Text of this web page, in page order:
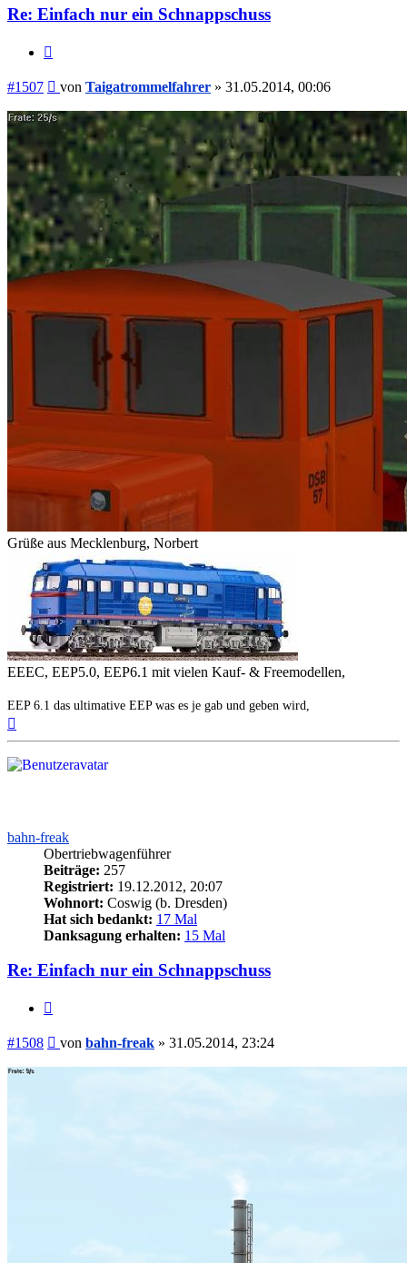
Re: Einfach nur ein Schnappschuss
#1507 Beitrag
von Taigatrommelfahrer » 31.05.2014, 00:06
Grüße aus Mecklenburg, Norbert
EEEC, EEP5.0, EEP6.1 mit vielen Kauf- & Freemodellen,
EEP 6.1 das ultimative EEP was es je gab und geben wird,
bahn-freak
Obertriebwagenführer
Beiträge: 257
Registriert: 19.12.2012, 20:07
Wohnort: Coswig (b. Dresden)
Hat sich bedankt: 17 Mal
Danksagung erhalten: 15 Mal
Re: Einfach nur ein Schnappschuss
#1508 Beitrag
von bahn-freak » 31.05.2014, 23:24